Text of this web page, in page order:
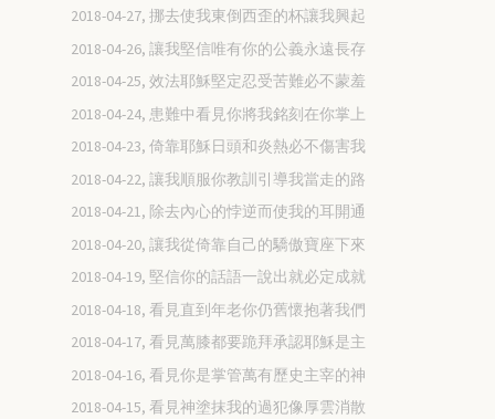
2018-04-27, 挪去使我東倒西歪的杯讓我興起
2018-04-26, 讓我堅信唯有你的公義永遠長存
2018-04-25, 效法耶穌堅定忍受苦難必不蒙羞
2018-04-24, 患難中看見你將我銘刻在你掌上
2018-04-23, 倚靠耶穌日頭和炎熱必不傷害我
2018-04-22, 讓我順服你教訓引導我當走的路
2018-04-21, 除去內心的悖逆而使我的耳開通
2018-04-20, 讓我從倚靠自己的驕傲寶座下來
2018-04-19, 堅信你的話語一說出就必定成就
2018-04-18, 看見直到年老你仍舊懷抱著我們
2018-04-17, 看見萬膝都要跪拜承認耶穌是主
2018-04-16, 看見你是掌管萬有歷史主宰的神
2018-04-15, 看見神塗抹我的過犯像厚雲消散